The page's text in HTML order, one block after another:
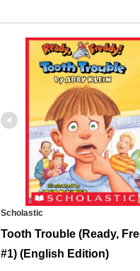
Scholastic
Tooth Trouble (Ready,
#1) (English Edition)